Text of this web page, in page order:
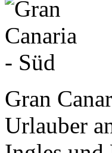
Gran
Urlauber